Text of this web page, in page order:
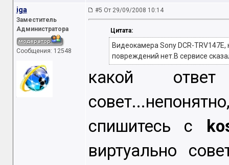
iga
Заместитель
Администратора
Сообщения: 12548
#5 От 29/09/2008 10:14
Цитата:
Видеокамера Sony DCR-
повреждений нет.В сервисе
какой
спишитесь с
виртуально